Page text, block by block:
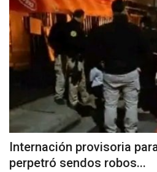
Internación provisoria
perpetró sendos robos...